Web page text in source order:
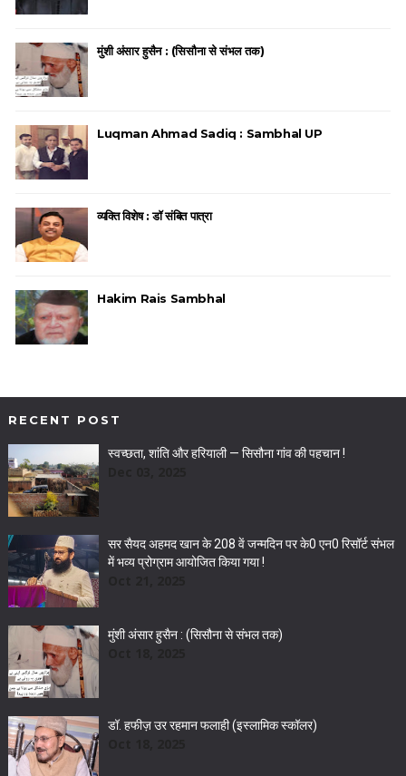
मुंशी अंसार हुसैन : (सिसौना से संभल तक)
Luqman Ahmad Sadiq : Sambhal UP
व्यक्ति विशेष : डॉ संबित पात्रा
Hakim Rais Sambhal
RECENT POST
स्वच्छता, शांति और हरियाली — सिसौना गांव की पहचान !
सर सैयद अहमद खान के 208 वें जन्मदिन पर के0 एन0 रिसॉर्ट संभल
में भव्य प्रोग्राम आयोजित किया गया !
मुंशी अंसार हुसैन : (सिसौना से संभल तक)
डॉ. हफीज़ उर रहमान फलाही (इस्लामिक स्कॉलर)